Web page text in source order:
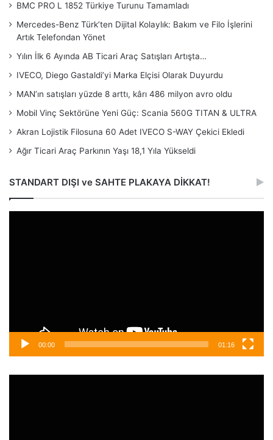
BMC PRO L 1852 Türkiye Turunu Tamamladı
Mercedes-Benz Türk’ten Dijital Kolaylık: Bakım ve Filo İşlerini
Artık Telefondan Yönet
Yılın İlk 6 Ayında AB Ticari Araç Satışları Artışta…
IVECO, Diego Gastaldi’yi Marka Elçisi Olarak Duyurdu
MAN’ın satışları yüzde 8 arttı, kârı 486 milyon avro oldu
Mobil Vinç Sektörüne Yeni Güç: Scania 560G TITAN & ULTRA
Akran Lojistik Filosuna 60 Adet IVECO S-WAY Çekici Ekledi
Ağır Ticari Araç Parkının Yaşı 18,1 Yıla Yükseldi
STANDART DIŞI ve SAHTE PLAKAYA DİKKAT!
00:00 01:16